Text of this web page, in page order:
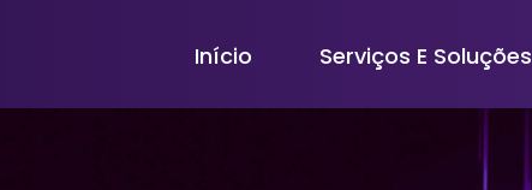
Início Serviços E Soluções